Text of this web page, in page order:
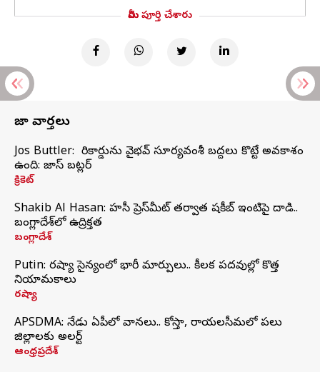
మీరు పూర్తి చేశారు
తాజా వార్తలు
Jos Buttler: నా రికార్డును వైభవ్ సూర్యవంశీ బద్దలు కొట్టే అవకాశం
ఉంది: జాస్ బట్లర్
క్రికెట్
Shakib Al Hasan: హసీనా ప్రెస్‌మీట్‌ తర్వాత షకీబ్‌ ఇంటిపై దాడి..
బంగ్లాదేశ్‌లో ఉద్రిక్తత
బంగ్లాదేశ్
Putin: రష్యా సైన్యంలో భారీ మార్పులు.. కీలక పదవుల్లో కొత్త
నియామకాలు
రష్యా
APSDMA: నేడు ఏపీలో వానలు.. కోస్తా, రాయలసీమలో పలు
జిల్లాలకు అలర్ట్
ఆంధ్రప్రదేశ్